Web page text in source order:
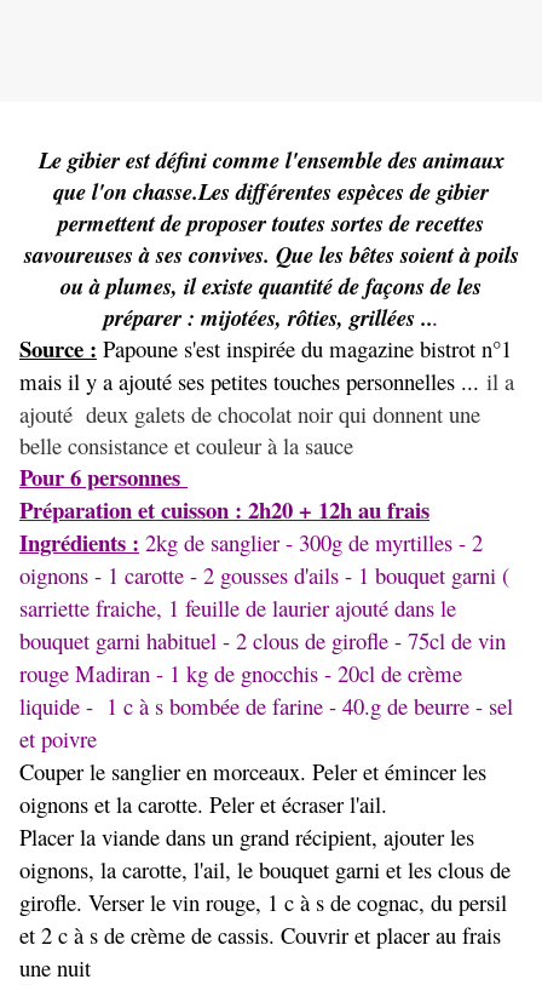
Le gibier est défini comme l'ensemble des animaux
que l'on chasse.Les différentes espèces de gibier
permettent de proposer toutes sortes de recettes
savoureuses à ses convives. Que les bêtes soient à poils
ou à plumes, il existe quantité de façons de les
préparer : mijotées, rôties, grillées ...
Source : Papoune s'est inspirée du magazine bistrot n°1
mais il y a ajouté ses petites touches personnelles ... il a
ajouté deux galets de chocolat noir qui donnent une
belle consistance et couleur à la sauce
Pour 6 personnes
Préparation et cuisson : 2h20 + 12h au frais
Ingrédients : 2kg de sanglier - 300g de myrtilles - 2
oignons - 1 carotte - 2 gousses d'ails - 1 bouquet garni (
sarriette fraiche, 1 feuille de laurier ajouté dans le
bouquet garni habituel - 2 clous de girofle - 75cl de vin
rouge Madiran - 1 kg de gnocchis - 20cl de crème
liquide - 1 c à s bombée de farine - 40.g de beurre - sel
et poivre
Couper le sanglier en morceaux. Peler et émincer les
oignons et la carotte. Peler et écraser l'ail.
Placer la viande dans un grand récipient, ajouter les
oignons, la carotte, l'ail, le bouquet garni et les clous de
girofle. Verser le vin rouge, 1 c à s de cognac, du persil
et 2 c à s de crème de cassis. Couvrir et placer au frais
une nuit